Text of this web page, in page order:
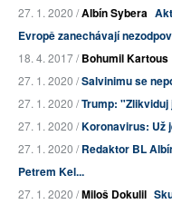
27. 1. 2020 /Albín Sybera
Evropě zanechávají
18. 4. 2017 /Bohumil Kartous
27. 1. 2020 /Salvinimu se
27. 1. 2020 /Trump: "Zlikviduj
27. 1. 2020 /Koronavirus: Už
27. 1. 2020 /Redaktor BL
Petrem Kel...
27. 1. 2020 /Miloš Dokulil